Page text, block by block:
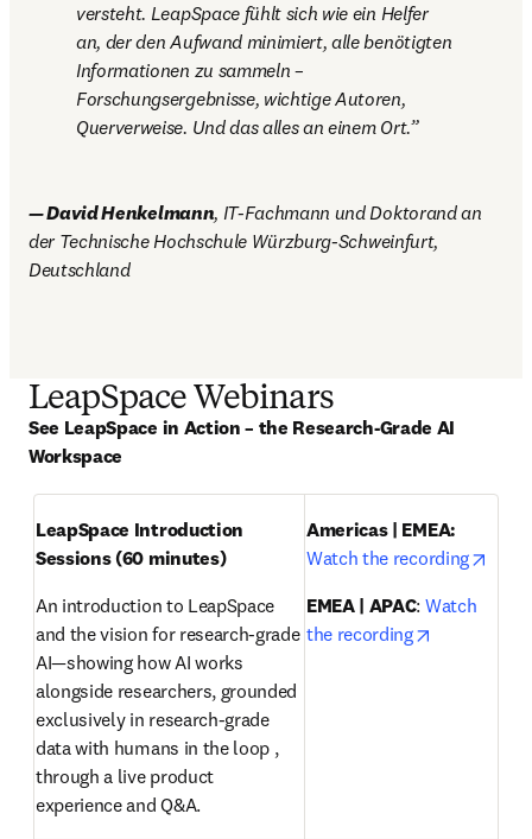
versteht. LeapSpace fühlt sich wie ein Helfer
an, der den Aufwand minimiert, alle benötigten
Informationen zu sammeln –
Forschungsergebnisse, wichtige Autoren,
Querverweise. Und das alles an einem Ort.
— David Henkelmann, IT-Fachmann und Doktorand an
der Technische Hochschule Würzburg-Schweinfurt,
Deutschland
LeapSpace Webinars
See LeapSpace in Action – the Research-Grade AI
Workspace
LeapSpace Introduction
Sessions (60 minutes)
An introduction to LeapSpace
and the vision for research-grade
AI—showing how AI works
alongside researchers, grounded
exclusively in research-grade
data with humans in the loop ,
through a live product
experience and Q&A.
Watch the recording
EMEA | APAC: Watch
the recording